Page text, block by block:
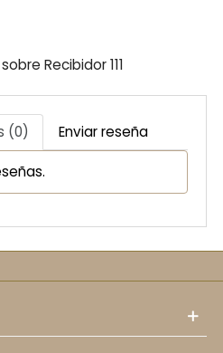
Recibidor 111
(0) Enviar reseña